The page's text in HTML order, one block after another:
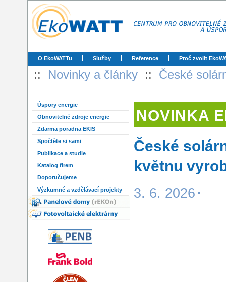
O EkoWATTu Služby Reference Proč zvolit
:: Novinky a články :: České
Úspory energie
Obnovitelné zdroje energie
Zdarma poradna EKIS
Spočtěte si sami
Publikace a studie
Katalog firem
Doporučujeme
Výzkumné a vzdělávací projekty
NOVINKA
České
květnu
3. 6. 2026